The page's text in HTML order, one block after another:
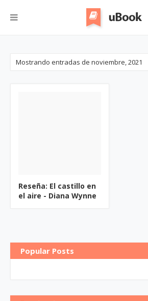
Mostrando entradas de noviembre, 2021
Reseña: El castillo en
el aire - Diana Wynne
Popular Posts